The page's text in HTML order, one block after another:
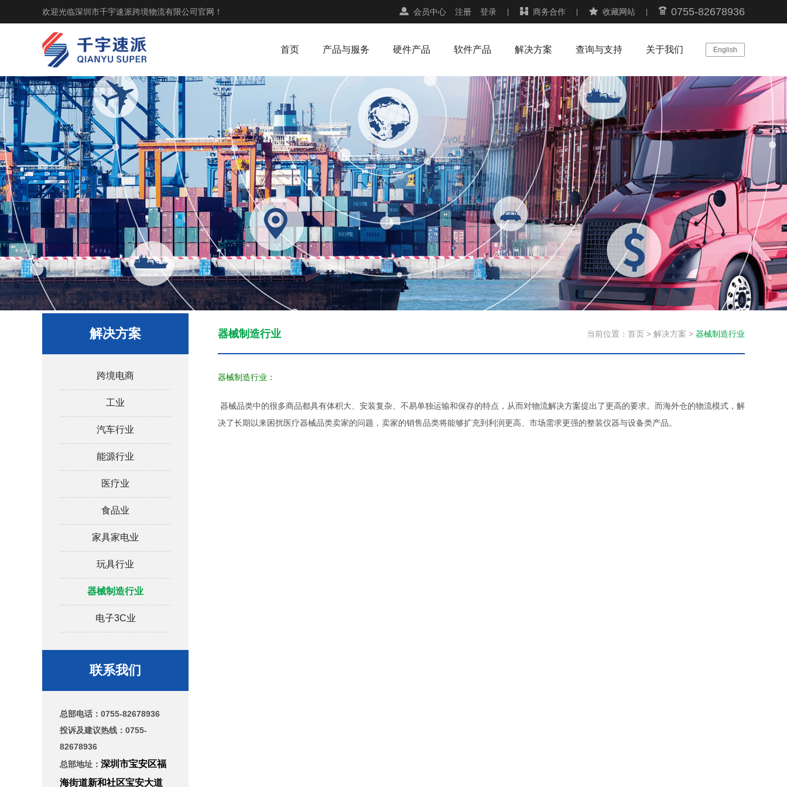
欢迎光临深圳市千宇速派跨境物流有限公司官网！ 会员中心 注册 登录 商务合作 收藏网站 0755-82678936
首页 产品与服务 硬件产品 软件产品 解决方案 查询与支持 关于我们 English
解决方案
跨境电商
工业
汽车行业
能源行业
医疗业
食品业
家具家电业
玩具行业
器械制造行业
电子3C业
联系我们
总部电话： 0755-82678936
投诉及建议热线：0755-
82678936
总部地址： 深圳市宝安区福
海街道新和社区宝安大道
器械制造行业 当前位置： 首页 > 解决方案 > 器械制造行业
器械制造行业：
器械品类中的很多商品都具有体积大、安装复杂、不易单独运输和保存的特点，从而对物流解决方案提出了更高的要求。而海外仓的物流模式，解
决了长期以来困扰医疗器械品类卖家的问题，卖家的销售品类将能够扩充到利润更高、市场需求更强的整装仪器与设备类产品。